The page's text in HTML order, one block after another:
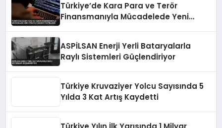
Türkiye’de Kara Para ve Terör
Finansmanıyla Mücadelede Yeni
ASPİLSAN Enerji Yerli Bataryalarla
Raylı Sistemleri Güçlendiriyor
Türkiye Kruvaziyer Yolcu Sayısında 5
Yılda 3 Kat Artış Kaydetti